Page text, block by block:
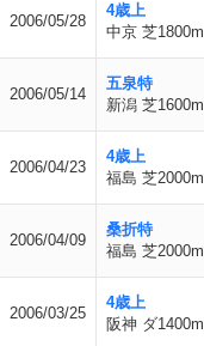
2006/05/28
4歳上
中京 芝
2006/05/14
五泉特
新潟 芝
2006/04/23
4歳上
福島 芝
2006/04/09
桑折特
福島 芝
2006/03/25
4歳上
阪神 ダ